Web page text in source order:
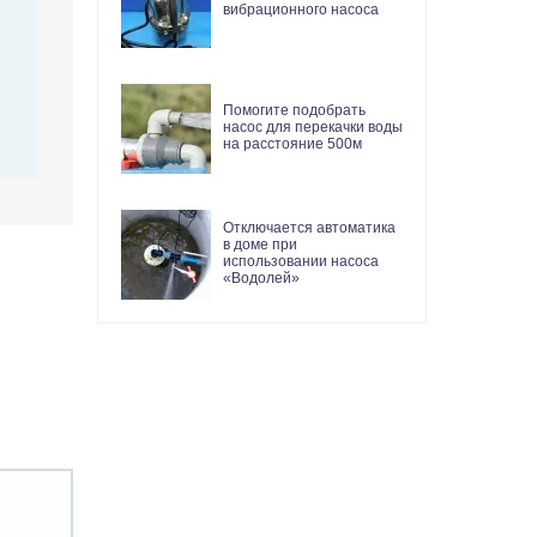
вибрационного насоса
Помогите подобрать
насос для перекачки воды
на расстояние 500м
Отключается автоматика
в доме при
использовании насоса
«Водолей»